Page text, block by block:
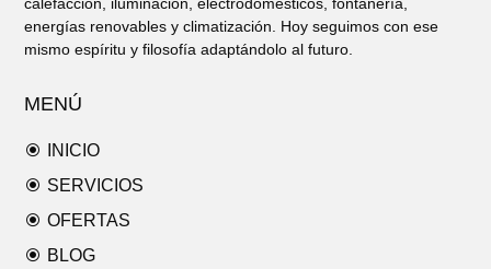
energías renovables y climatización. Hoy seguimos con ese
mismo espíritu y filosofía adaptándolo al futuro.
MENÚ
\ INICIO
\ SERVICIOS
\ OFERTAS
\ BLOG